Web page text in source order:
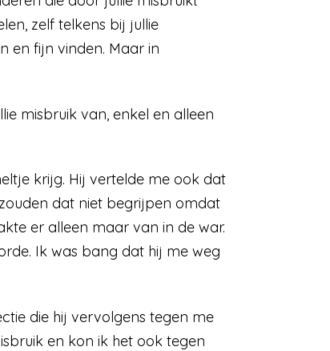
zelf telkens bij jullie
en fijn vinden. Maar in
misbruik van, enkel en alleen
krijg. Hij vertelde me ook dat
dat niet begrijpen omdat
er alleen maar van in de war.
Ik was bang dat hij me weg
die hij vervolgens tegen me
en kon ik het ook tegen